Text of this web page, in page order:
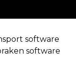
software
software